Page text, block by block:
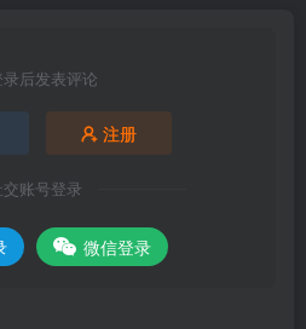
后发表评论
注册
账号登录
微信登录